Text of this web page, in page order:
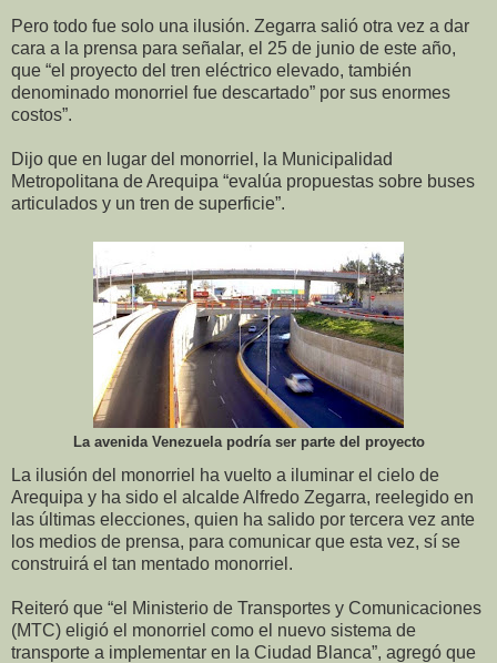
Pero todo fue solo una ilusión. Zegarra salió otra vez a dar
cara a la prensa para señalar, el 25 de junio de este año,
que “el proyecto del tren eléctrico elevado, también
denominado monorriel fue descartado” por sus enormes
costos”.
Dijo que en lugar del monorriel, la Municipalidad
Metropolitana de Arequipa “evalúa propuestas sobre buses
articulados y un tren de superficie”.
La avenida Venezuela podría ser parte del proyecto
La ilusión del monorriel ha vuelto a iluminar el cielo de
Arequipa y ha sido el alcalde Alfredo Zegarra, reelegido en
las últimas elecciones, quien ha salido por tercera vez ante
los medios de prensa, para comunicar que esta vez, sí se
construirá el tan mentado monorriel.
Reiteró que “el Ministerio de Transportes y Comunicaciones
(MTC) eligió el monorriel como el nuevo sistema de
transporte a implementar en la Ciudad Blanca”, agregó que